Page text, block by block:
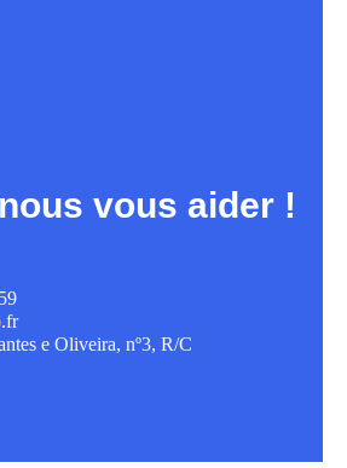
vous aider !
e Oliveira, nº3, R/C